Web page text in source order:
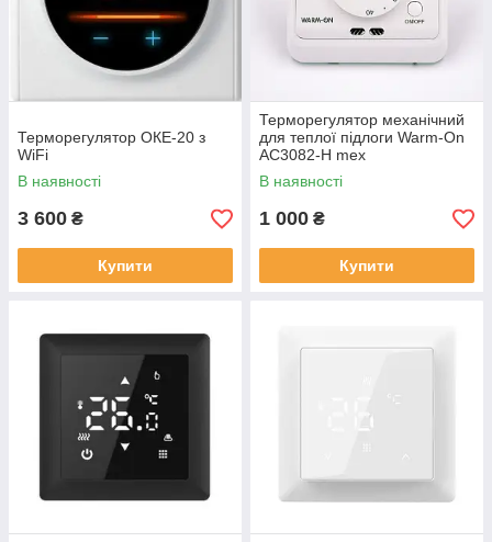
Терморегулятор ОКЕ-20 з
WiFi
В наявності
3 600 ₴
Купити
Терморегулятор механічний
для теплої підлоги Warm-On
AC3082-H mex
В наявності
1 000 ₴
Купити